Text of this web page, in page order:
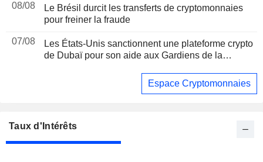
08/08
Le Brésil durcit les transferts de cryptomonnaies
pour freiner la fraude
07/08
Les États-Unis sanctionnent une plateforme crypto
de Dubaï pour son aide aux Gardiens de la
Espace Cryptomonnaies
Taux d'Intérêts